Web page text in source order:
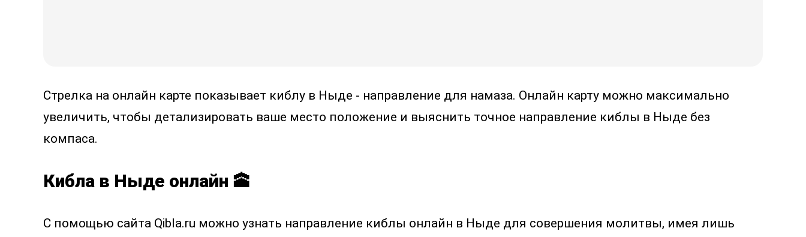
Стрелка на онлайн карте показывает киблу в Ныде - направление для намаза. Онлайн карту можно максимально
увеличить, чтобы детализировать ваше место положение и выяснить точное направление киблы в Ныде без
компаса.
Кибла в Ныде онлайн 🕋
С помощью сайта Qibla.ru можно узнать направление киблы онлайн в Ныде для совершения молитвы, имея лишь